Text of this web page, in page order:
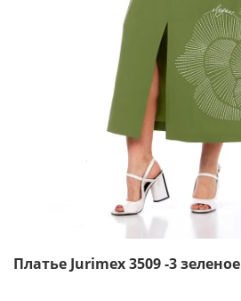
Платье Jurimex 3509 -3 зеленое